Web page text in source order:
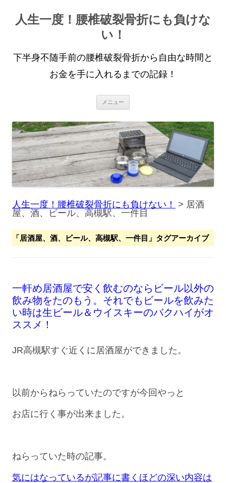
人生一度！腰椎破裂骨折にも負けな
い！
下半身不随手前の腰椎破裂骨折から自由な時間と
お金を手に入れるまでの記録！
メニュー
ン
ツ
へ
ス
キ
ッ
プ
人生一度！腰椎破裂骨折にも負けない！ > 居酒
屋、酒、ビール、高槻駅、一件目
「居酒屋、酒、ビール、高槻駅、一件目 」タグアーカイブ
一軒め居酒屋で安く飲むのならビール以外の
飲み物をたのもう。それでもビールを飲みた
い時は生ビール＆ウイスキーのバクハイがオ
ススメ！
JR高槻駅すぐ近くに居酒屋ができました。
以前からねらっていたのですが今回やっと
お店に行く事が出来ました。
ねらっていた時の記事。
気にはなっているが記事に書くほどの深い内容は